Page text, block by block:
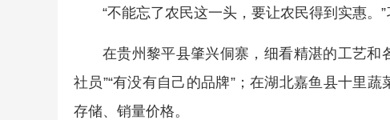
“不能忘了农民这一头，要让农民得到实惠。
在贵州黎平县肇兴侗寨，细看精湛的工艺和
社员”“有没有自己的品牌”；在湖北嘉鱼县十里
存储、销量价格。